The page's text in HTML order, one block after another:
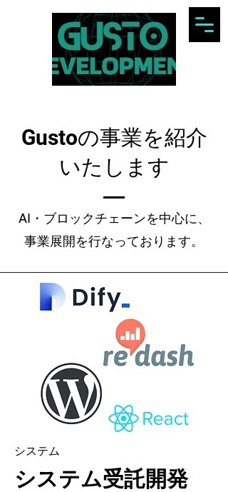
Gustoの事業を紹介
いたします
AI・ブロックチェーンを中心に、
事業展開を行なっております。
システム
システム受託開発